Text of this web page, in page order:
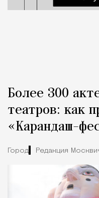
Более 300
театров: как
«Карандаш-
Город Редакция